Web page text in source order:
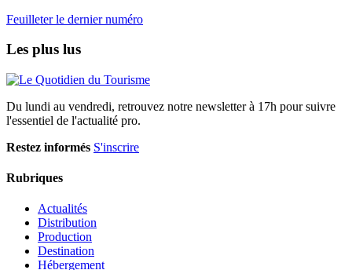
Feuilleter le dernier numéro
Les plus lus
Du lundi au vendredi, retrouvez notre newsletter à 17h pour suivre
l'essentiel de l'actualité pro.
Restez informés S'inscrire
Rubriques
Actualités
Distribution
Production
Destination
Hébergement